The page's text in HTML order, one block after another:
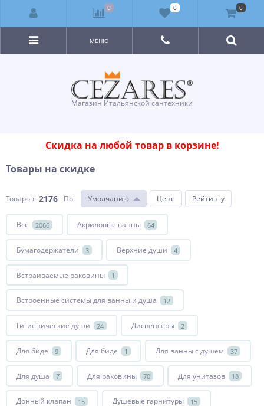
Магазин Итальянской сантехники
МЕНЮ
Скидка на любой товар в корзине!
Товары на скидке
Товаров: 2176 По: Умолчанию Цене Рейтингу
Все 2066 Акриловые ванны 64
Бумагодержатели 3 Верхние души 4
Встраиваемые раковины 1
Встроенные системы для ванны и душа 12
Гигиенические души 24 Диспенсеры 2
Для биде 9 Для биде 1 Для ванны с душем 37
Для душа 7 Для раковины 70 Для унитазов 18
Донный клапан 15 Душевые гарнитуры 15
0 0 0